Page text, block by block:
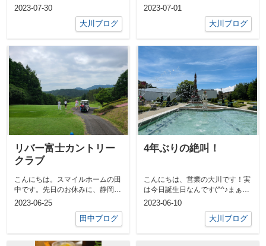
しまいますね(>_
2023-07-30
大川ブログ
( ´ㅁ` ; )水分をしっかり取りまし...
2023-07-01
大川ブログ
リバー富士カントリー
クラブ
こんにちは。スマイルホームの田
中です。先日のお休みに、静岡県
までゴルフに行ってきました‼天
2023-06-25
田中ブログ
4年ぶりの絶叫！
こんにちは、営業の大川です！実
は今日誕生日なんです(^^♪まぁ年
は重ねたくないのですが、、先日
2023-06-10
大川ブログ